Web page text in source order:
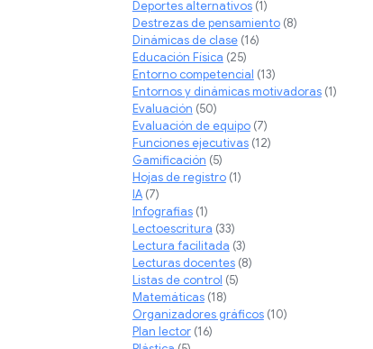
Deportes alternativos(1)
Destrezas de pensamiento(8)
Dinámicas de clase(16)
Educación Física (25)
Entorno competencial (13)
Entornos y dinámicas motivadoras(1)
Evaluación (50)
Evaluación de equipo(7)
Funciones ejecutivas(12)
Gamificación (5)
Hojas de registro(1)
IA(7)
Infografias(1)
Lectoescritura (33)
Lectura facilitada (3)
Lecturas docentes(8)
Listas de control (5)
Matemáticas(18)
Organizadores gráficos(10)
Plan lector(16)